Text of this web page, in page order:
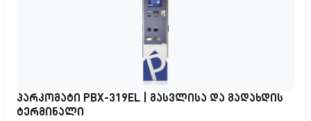
პარკომატი PBX-319EL | გასვლისა და გადახდის
ტერმინალი